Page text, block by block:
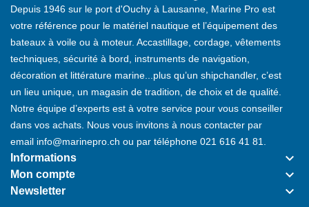
Depuis 1946 sur le port d'Ouchy à Lausanne, Marine Pro est
votre référence pour le matériel nautique et l’équipement des
bateaux à voile ou à moteur. Accastillage, cordage, vêtements
techniques, sécurité à bord, instruments de navigation,
décoration et littérature marine...plus qu’un shipchandler, c’est
un lieu unique, un magasin de tradition, de choix et de qualité.
Notre équipe d’experts est à votre service pour vous conseiller
dans vos achats. Nous vous invitons à nous contacter par
email info@marinepro.ch ou par téléphone 021 616 41 81
Informations keyboard_arrow_down
Mon compte keyboard_arrow_down
Newsletter keyboard_arrow_down